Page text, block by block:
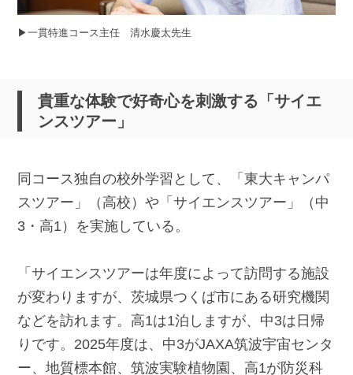
▶︎一貫特進コース主任 清水慶太先生
貴重な体験で好奇心を刺激する「サイエ
ンスツアー」
同コース独自の校外学習として、「東大キャンパ
スツアー」（高校）や「サイエンスツアー」（中
3・高1）を実施している。
「サイエンスツアーは年度によって訪問する施設
が変わりますが、茨城県つくば市にある研究機関
などを訪れます。高1は1泊しますが、中3は日帰
りです。2025年度は、中3がJAXA筑波宇宙センタ
ー、地質標本館、筑波実験植物園、高1が防災科